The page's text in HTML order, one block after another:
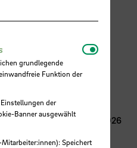
HSB
and Digital Media 2026
Symposium
grundlegende
Funktion der
der
Banner ausgewählt
Speichert